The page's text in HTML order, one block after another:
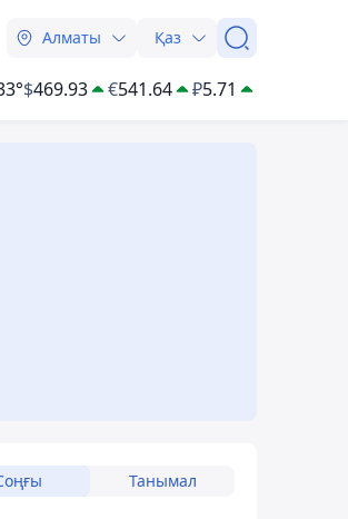
Алматы Қаз
$469.93 €541.64 ₽5.71
Танымал